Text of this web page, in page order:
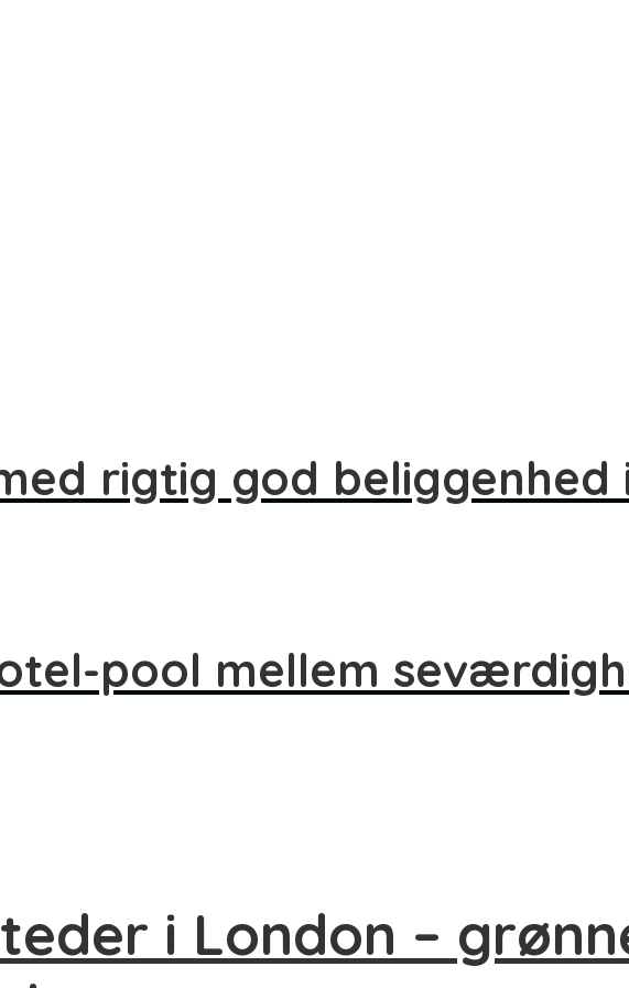
rigtig god beliggenhed
pool mellem
i London –